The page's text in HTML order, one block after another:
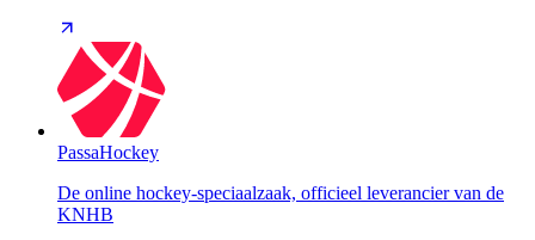
PassaHockey
De online hockey-speciaalzaak, officieel leverancier van de
KNHB